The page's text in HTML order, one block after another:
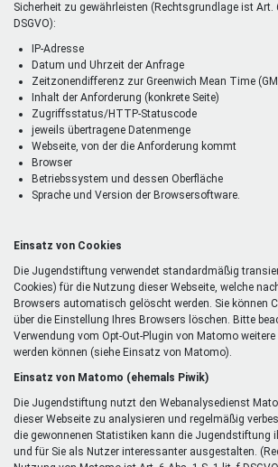
Sicherheit zu gewährleisten (Rechtsgrundlage ist Art.
DSGVO):
IP-Adresse
Datum und Uhrzeit der Anfrage
Zeitzonendifferenz zur Greenwich Mean Time
Inhalt der Anforderung (konkrete Seite)
Zugriffsstatus/HTTP-Statuscode
jeweils übertragene Datenmenge
Webseite, von der die Anforderung kommt
Browser
Betriebssystem und dessen Oberfläche
Sprache und Version der Browsersoftware.
Einsatz von Cookies
Die Jugendstiftung verwendet standardmäßig
Cookies) für die Nutzung dieser Webseite, welche
Browsers automatisch gelöscht werden. Sie können
über die Einstellung Ihres Browsers löschen. Bitte
Verwendung vom Opt-Out-Plugin von Matomo
werden können (siehe Einsatz von Matomo).
Einsatz von Matomo (ehemals Piwik)
Die Jugendstiftung nutzt den Webanalysedienst
dieser Webseite zu analysieren und regelmäßig
die gewonnenen Statistiken kann die Jugendstiftung
und für Sie als Nutzer interessanter ausgestalten.